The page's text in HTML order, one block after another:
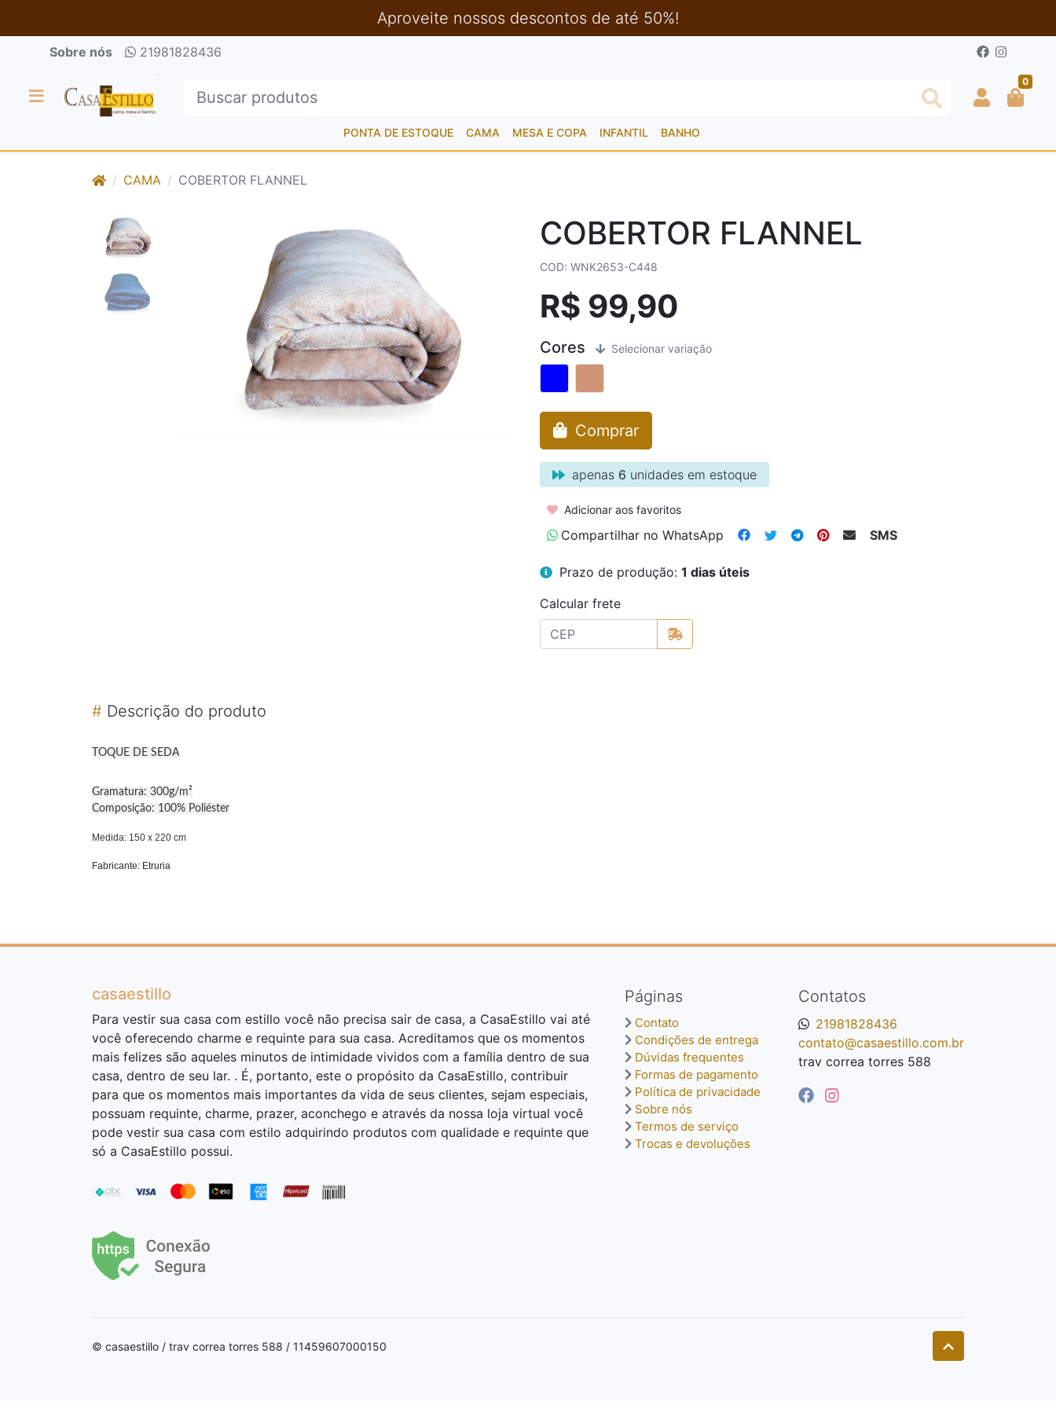
Aproveite nossos descontos de até 50%!
Sobre nós 21981828436
0
PONTA DE ESTOQUE CAMA MESA E COPA INFANTIL BANHO
CAMA COBERTOR FLANNEL
COBERTOR FLANNEL
COD: WNK2653-C448
R$ 99,90
Cores Selecionar variação
Comprar
apenas 6 unidades em estoque
Adicionar aos favoritos
Compartilhar no WhatsApp SMS
Prazo de produção: 1 dias úteis
Calcular frete
# Descrição do produto
TOQUE DE SEDA
Gramatura: 300g/m²
Composição: 100% Poliéster
Medida: 150 x 220 cm
Fabricante: Etruria
Contatos
21981828436
contato@casaestillo.com.br
trav correa torres 588
Páginas
Contato
Condições de entrega
Dúvidas frequentes
Formas de pagamento
Política de privacidade
Sobre nós
Termos de serviço
Trocas e devoluções
casaestillo
Para vestir sua casa com estillo você não precisa sair de casa, a CasaEstillo vai até
você oferecendo charme e requinte para sua casa. Acreditamos que os momentos
mais felizes são aqueles minutos de intimidade vividos com a família dentro de sua
casa, dentro de seu lar. . É, portanto, este o propósito da CasaEstillo, contribuir
para que os momentos mais importantes da vida de seus clientes, sejam especiais,
possuam requinte, charme, prazer, aconchego e através da nossa loja virtual você
pode vestir sua casa com estilo adquirindo produtos com qualidade e requinte que
só a CasaEstillo possui.
© casaestillo / trav correa torres 588 / 11459607000150